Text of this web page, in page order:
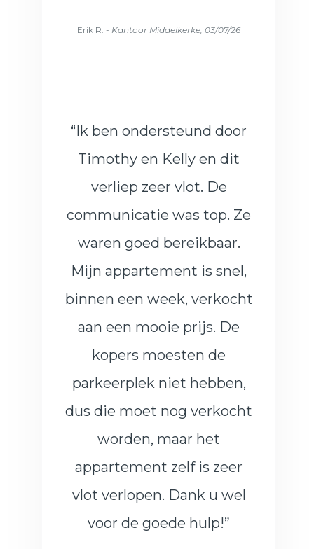
Erik R. - Kantoor Middelkerke, 03/07/26
“Ik ben ondersteund door
Timothy en Kelly en dit
verliep zeer vlot. De
communicatie was top. Ze
waren goed bereikbaar.
Mijn appartement is snel,
binnen een week, verkocht
aan een mooie prijs. De
kopers moesten de
parkeerplek niet hebben,
dus die moet nog verkocht
worden, maar het
appartement zelf is zeer
vlot verlopen. Dank u wel
voor de goede hulp!”